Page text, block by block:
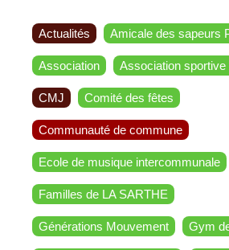
Actualités Amicale des sapeurs
Association Association
CMJ Comité des fêtes
Communauté de commune
Ecole de musique intercommunale
Familles de LA SARTHE
Générations Mouvement Gym